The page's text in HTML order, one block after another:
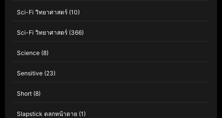
Sci-Fi วิทยาศาสตร์ (10)
Sci-Fi วิทยาศาสตร์ (366)
Science (8)
Sensitive (23)
Short (8)
Slapstick ตลกหน้าตาย (1)